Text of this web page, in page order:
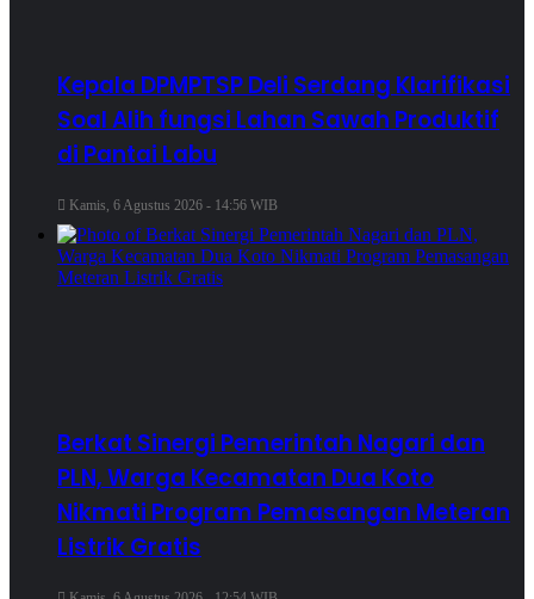
Kepala DPMPTSP Deli Serdang Klarifikasi
Soal Alih fungsi Lahan Sawah Produktif
di Pantai Labu
Kamis, 6 Agustus 2026 - 14:56 WIB
Berkat Sinergi Pemerintah Nagari dan
PLN, Warga Kecamatan Dua Koto
Nikmati Program Pemasangan Meteran
Listrik Gratis